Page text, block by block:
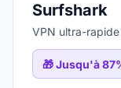
Surfshark
VPN ultra-
🎁Jusqu'à